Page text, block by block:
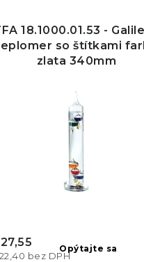
18.1000.01.53 -
so štítkami
zlata 340mm
Opýtajte sa
bez DPH